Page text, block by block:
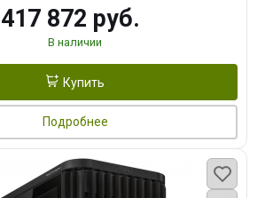
417 872 руб.
В наличии
Купить
Подробнее